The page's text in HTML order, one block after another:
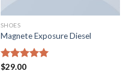
SHOES
Magnete Exposure Diesel
Rated
$29.00